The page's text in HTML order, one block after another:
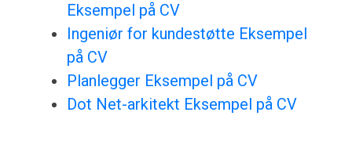
Eksempel på CV
Ingeniør for kundestøtte Eksempel
på CV
Planlegger Eksempel på CV
Dot Net-arkitekt Eksempel på CV